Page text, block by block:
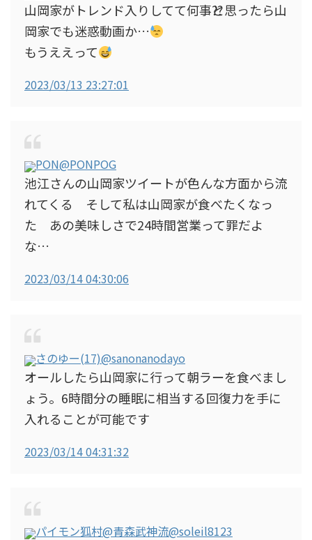
山岡家がトレンド入りしてて何事⁇と思ったら山
岡家でも迷惑動画か…
もうええって
2023/03/13 23:27:01
PON@PONPOG
池江さんの山岡家ツイートが色んな方面から流
れてくる そして私は山岡家が食べたくなっ
た あの美味しさで24時間営業って罪だよ
な…
2023/03/14 04:30:06
さのゆー(17)@sanonanodayo
オールしたら山岡家に行って朝ラーを食べまし
ょう。6時間分の睡眠に相当する回復力を手に
入れることが可能です
2023/03/14 04:31:32
パイモン狐村@青森武神流@soleil8123